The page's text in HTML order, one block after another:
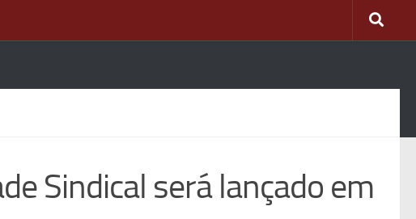
Sindical será lançado em